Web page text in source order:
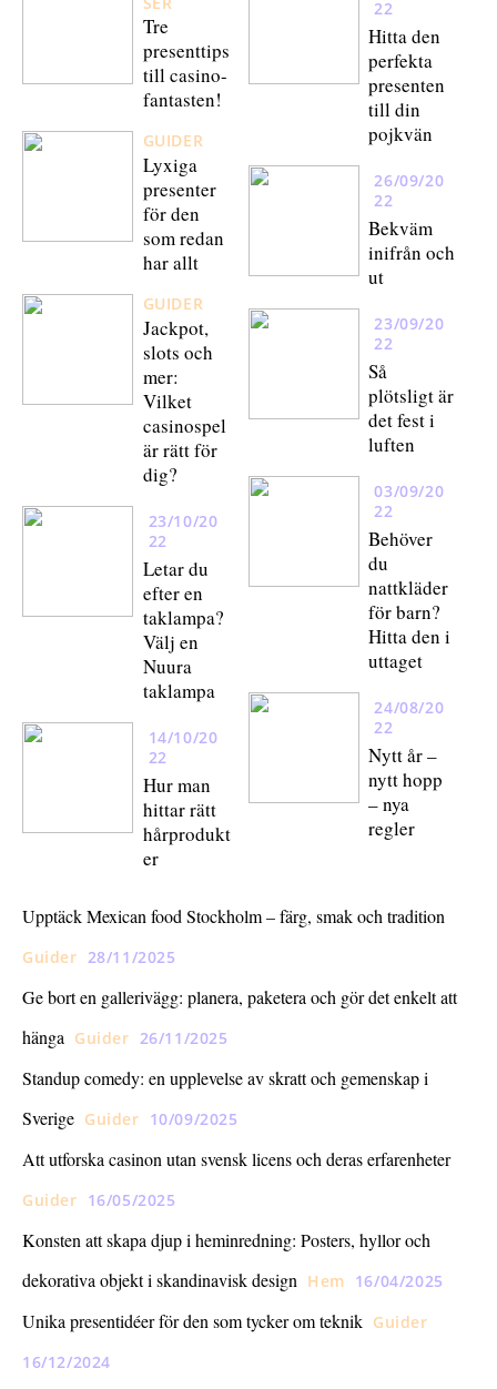
Tre
presenttips
till casino-
fantasten!
GUIDER
Lyxiga
presenter
för den
som redan
har allt
GUIDER
Jackpot,
slots och
mer:
Vilket
casinospel
är rätt för
dig?
23/10/20
22
Letar du
efter en
taklampa?
Välj en
Nuura
taklampa
14/10/20
22
Hur man
hittar rätt
hårprodukt
er
22
Hitta den
perfekta
presenten
till din
pojkvän
26/09/20
22
Bekväm
inifrån och
ut
23/09/20
22
Så
plötsligt är
det fest i
luften
03/09/20
22
Behöver
du
nattkläder
för barn?
Hitta den i
uttaget
24/08/20
22
Nytt år –
nytt hopp
– nya
regler
Upptäck Mexican food Stockholm – färg, smak och tradition
Guider 28/11/2025
Ge bort en gallerivägg: planera, paketera och gör det enkelt att
hänga Guider 26/11/2025
Standup comedy: en upplevelse av skratt och gemenskap i
Sverige Guider 10/09/2025
Att utforska casinon utan svensk licens och deras erfarenheter
Guider 16/05/2025
Konsten att skapa djup i heminredning: Posters, hyllor och
dekorativa objekt i skandinavisk design Hem 16/04/2025
Unika presentidéer för den som tycker om teknik Guider
16/12/2024